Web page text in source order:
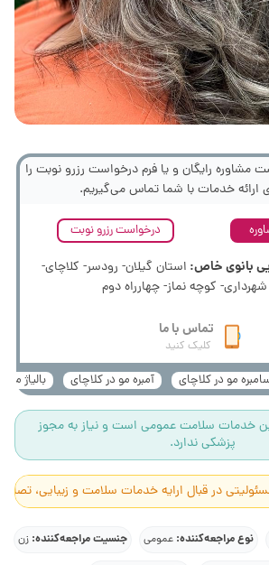
مشاوره رایگان و یا فرم درخواست رزرو نوبت را
ارائه خدمات با شما تماس می‌گیریم.
درخواست رزرو نوبت
بانوی خاص: استان گیلان- رودسر- کلاچای-
کوچه نماز- چهارراه دوم
تماس با ما
کلیک کنید
مو در کلاچای آمبره مو در کلاچای بالیاژ مو
خدمات سلامت عمومی است و نیاز به مجوز
پزشکی ندارد.
در قبال ارایه خدمات سلامت و زیبایی،
نوع مراجعه‌کننده:عمومی جنسیت مراجعه‌کننده:زن